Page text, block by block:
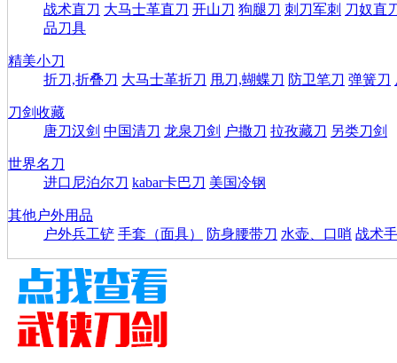
战术直刀 大马士革直刀 开山刀 狗腿刀 刺刀军刺 刀奴直
品刀具
精美小刀
折刀,折叠刀 大马士革折刀 甩刀,蝴蝶刀 防卫笔刀 弹簧刀
刀剑收藏
唐刀汉剑 中国清刀 龙泉刀剑 户撒刀 拉孜藏刀 另类刀剑
世界名刀
进口尼泊尔刀 kabar卡巴刀 美国冷钢
其他户外用品
户外兵工铲 手套（面具） 防身腰带刀 水壶、口哨 战术